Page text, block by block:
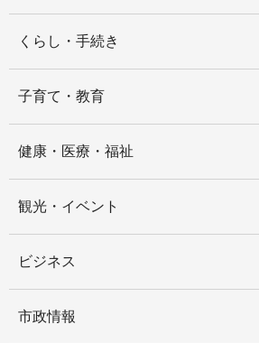
くらし・手続き
子育て・教育
健康・医療・福祉
観光・イベント
ビジネス
市政情報